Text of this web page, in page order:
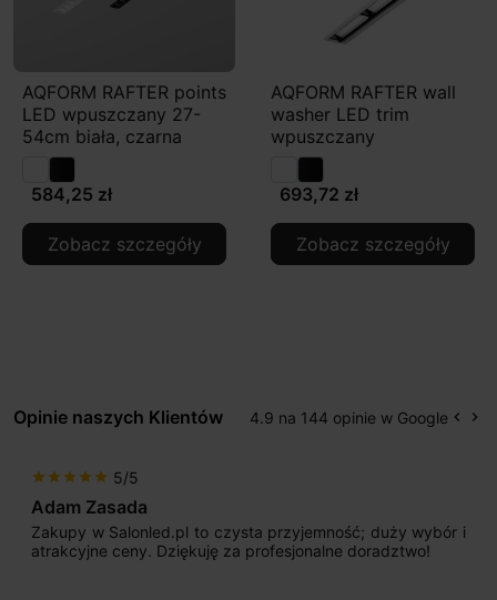
AQFORM RAFTER points
LED wpuszczany 27-
54cm biała, czarna
584,25 zł
Zobacz szczegóły
AQFORM RAFTER wall
washer LED trim
wpuszczany
693,72 zł
Zobacz szczegóły
Opinie naszych Klientów 4.9 na 144 opinie w Google keyboard_arrow_left keyboard_arrow_right
to czysta przyjemność; duży wybór i
za profesjonalne doradztwo!
Jestem bardzo
początku